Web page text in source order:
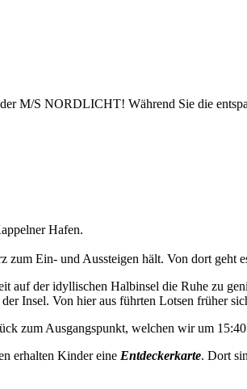
M/S NORDLICHT! Während Sie die
Hafen.
Ein- und Aussteigen hält. Von dort geht
auf der idyllischen Halbinsel die Ruhe zu
Insel. Von hier aus führten Lotsen früher
zum Ausgangspunkt, welchen wir um
erhalten Kinder eine Entdeckerkarte. Dort